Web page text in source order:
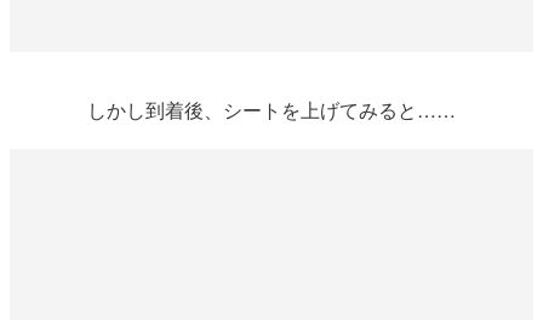
しかし到着後、シートを上げてみると……